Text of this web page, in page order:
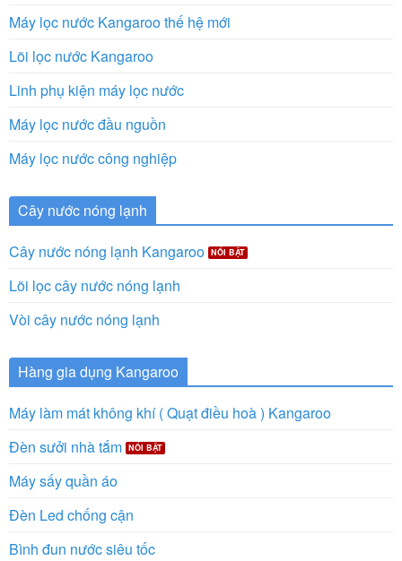
Máy lọc nước Kangaroo thế hệ mới
Lõi lọc nước Kangaroo
Linh phụ kiện máy lọc nước
Máy lọc nước đầu nguồn
Máy lọc nước công nghiệp
Cây nước nóng lạnh
Cây nước nóng lạnh Kangaroo
Lõi lọc cây nước nóng lạnh
Vòi cây nước nóng lạnh
Hàng gia dụng Kangaroo
Máy làm mát không khí ( Quạt điều hoà ) Kangaroo
Đèn sưởi nhà tắm
Máy sấy quần áo
Đèn Led chống cận
Bình đun nước siêu tốc